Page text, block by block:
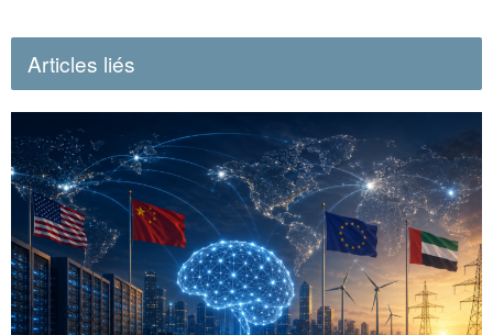
Articles liés